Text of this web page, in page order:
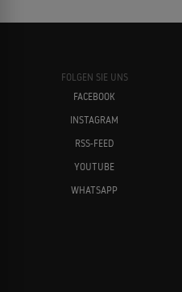
FOLGEN SIE UNS
FACEBOOK
INSTAGRAM
RSS-FEED
YOUTUBE
WHATSAPP